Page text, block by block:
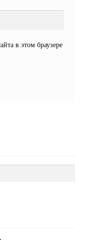
в этом браузере